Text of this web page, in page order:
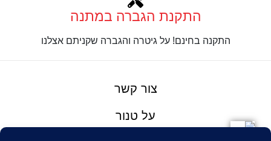
התקנת הגברה במתנה
התקנה בחינם! על גיטרה והגברה שקניתם אצלנו
צור קשר
על טנור